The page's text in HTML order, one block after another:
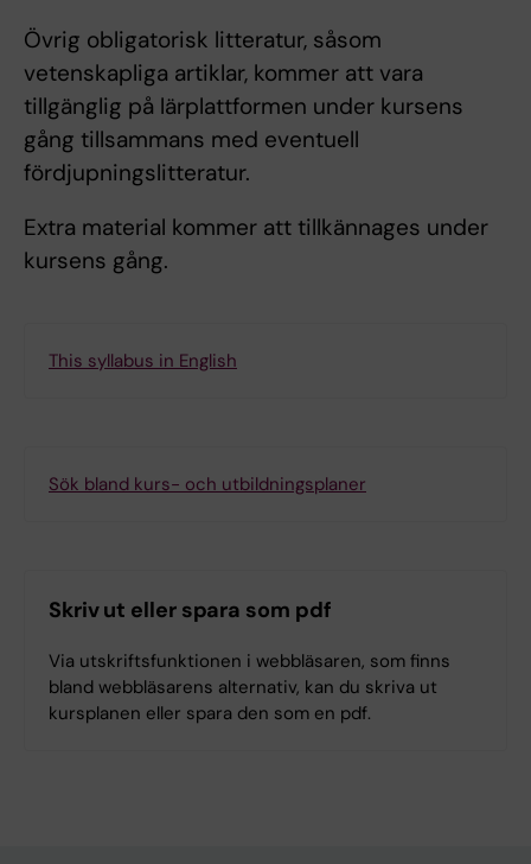
Övrig obligatorisk litteratur, såsom
vetenskapliga artiklar, kommer att vara
tillgänglig på lärplattformen under kursens
gång tillsammans med eventuell
fördjupningslitteratur.
Extra material kommer att tillkännages under
kursens gång.
This syllabus in English
Sök bland kurs- och utbildningsplaner
Skriv ut eller spara som pdf
Via utskriftsfunktionen i webbläsaren, som finns
bland webbläsarens alternativ, kan du skriva ut
kursplanen eller spara den som en pdf.